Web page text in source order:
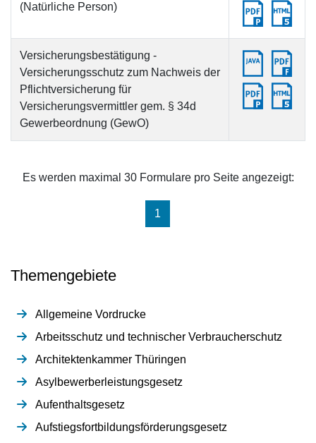
(Natürliche Person)
Versicherungsbestätigung -
Versicherungsschutz zum Nachweis der
Pflichtversicherung für
Versicherungsvermittler gem. § 34d
Gewerbeordnung (GewO)
Es werden maximal 30 Formulare pro Seite angezeigt:
1
Themengebiete
Allgemeine Vordrucke
Arbeitsschutz und technischer Verbraucherschutz
Architektenkammer Thüringen
Asylbewerberleistungsgesetz
Aufenthaltsgesetz
Aufstiegsfortbildungsförderungsgesetz